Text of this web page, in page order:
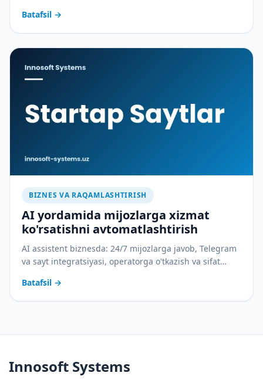
Batafsil →
BIZNES VA RAQAMLASHTIRISH
AI yordamida mijozlarga xizmat
ko'rsatishni avtomatlashtirish
AI assistent biznesda: 24/7 mijozlarga javob, Telegram
va sayt integratsiyasi, operatorga o'tkazish va sifat
Batafsil →
Innosoft Systems